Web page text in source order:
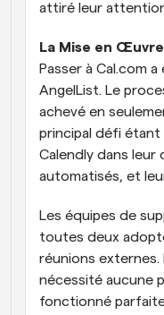
attiré leur
La Mise en Œuvre
Passer à Cal.com
AngelList. Le
achevé en
principal défi étant
Calendly dans leur
automatisés, et
Les équipes de
toutes deux
réunions externes.
nécessité aucune
fonctionné